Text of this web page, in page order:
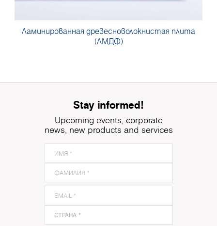
Ламинированная древесноволокнистая плита
(ЛМДФ)
Stay informed!
Upcoming events, corporate
news, new products and services